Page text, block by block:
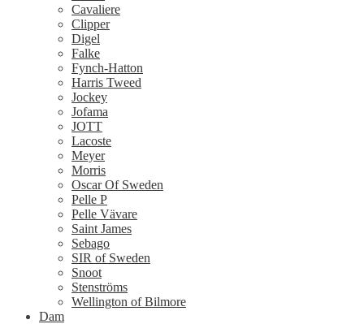
Cavaliere
Clipper
Digel
Falke
Fynch-Hatton
Harris Tweed
Jockey
Jofama
JOTT
Lacoste
Meyer
Morris
Oscar Of Sweden
Pelle P
Pelle Vävare
Saint James
Sebago
SIR of Sweden
Snoot
Stenströms
Wellington of Bilmore
Dam